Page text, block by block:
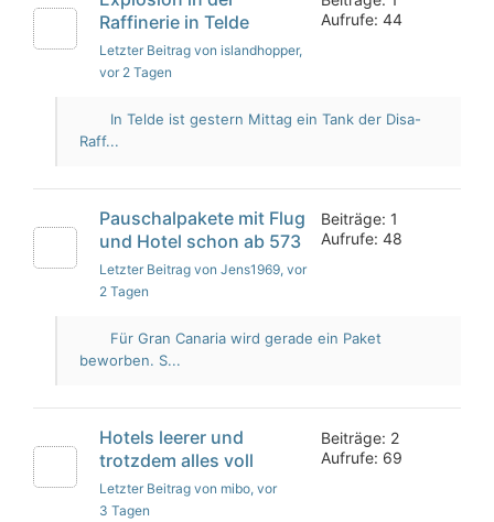
Raffinerie in Telde
Letzter Beitrag von islandhopper,
vor 2 Tagen
Aufrufe: 44
In Telde ist gestern Mittag ein Tank der Disa-
Raff...
Pauschalpakete mit Flug
und Hotel schon ab 573
Letzter Beitrag von Jens1969, vor
2 Tagen
Beiträge: 1
Aufrufe: 48
Für Gran Canaria wird gerade ein Paket
beworben. S...
Hotels leerer und
trotzdem alles voll
Letzter Beitrag von mibo, vor
3 Tagen
Beiträge: 2
Aufrufe: 69